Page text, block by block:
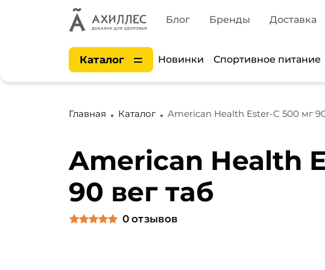
Блог Бренды Доставка
Каталог Новинки Спортивное питание
Главная Каталог American Health Ester-C 500 мг
American Health
90 вег таб
0 отзывов